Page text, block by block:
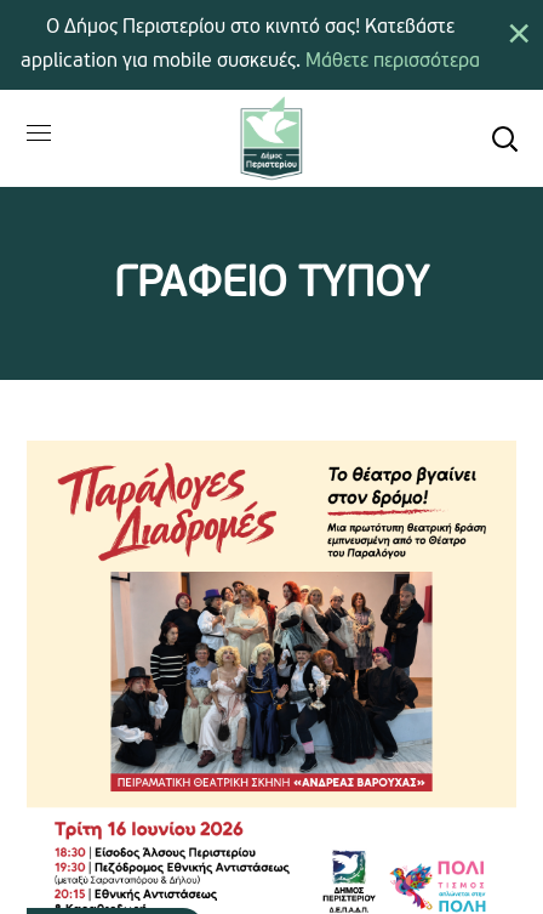
ΓΡΑΦΕΙΟ ΤΥΠΟΥ
×
Ο Δήμος Περιστερίου στο κινητό σας! Κατεβάστε
application για mobile συσκευές. Μάθετε περισσότερα